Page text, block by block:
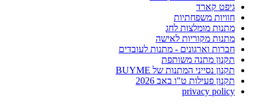
גיפט קארד
חוויות משפחתיות
מתנות מומלצות לחג
מתנות מקוריות לאישה
חברות וארגונים - מתנות לעובדים
תקנון מתנה משותפת
תקנון נסייני המתנות של BUYME
תקנון פעילות ט"ו באב 2026
privacy policy